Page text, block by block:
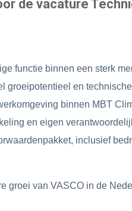
de vacature
functie binnen een sterk
groeipotentieel en
binnen MBT
en eigen
inclusief
groei van VASCO in de